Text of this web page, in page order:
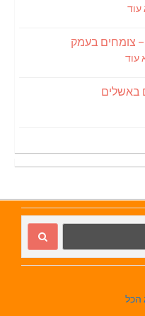
עוד
צומחים בעמק
עוד
באשלים
הכל